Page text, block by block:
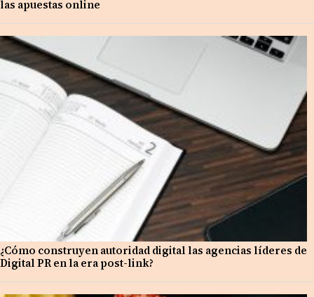
las apuestas online
¿Cómo construyen autoridad digital las agencias líderes de
Digital PR en la era post-link?